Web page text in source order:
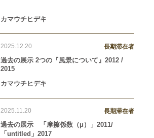
カマウチヒデキ
2025.12.20 長期滞在者
過去の展示 2つの『風景について』2012 /
2015
カマウチヒデキ
2025.11.20 長期滞在者
過去の展示 「摩擦係数（μ）」2011/
「untitled」2017